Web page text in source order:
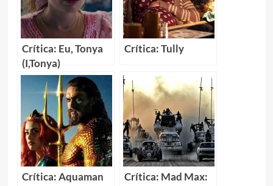
Crítica: Eu, Tonya
(I,Tonya)
Crítica: Tully
Crítica: Aquaman
Crítica: Mad Max: